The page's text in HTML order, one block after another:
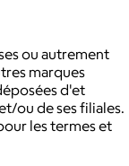
ou autrement
marques
d'et
ou de ses filiales.
les termes et